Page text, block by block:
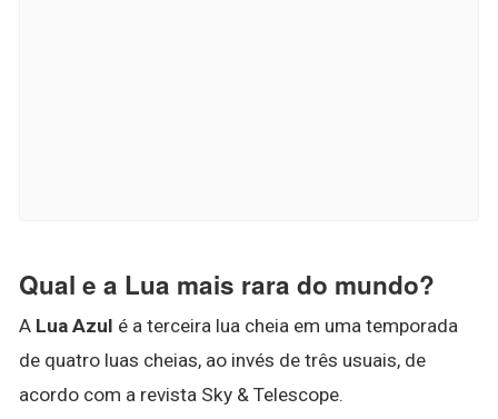
Qual e a Lua mais rara do mundo?
A Lua Azul é a terceira lua cheia em uma temporada
de quatro luas cheias, ao invés de três usuais, de
acordo com a revista Sky & Telescope.